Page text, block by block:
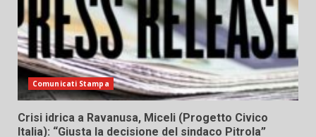
Comunicati Stampa
Crisi idrica a Ravanusa, Miceli (Progetto Civico
Italia): “Giusta la decisione del sindaco Pitrola”